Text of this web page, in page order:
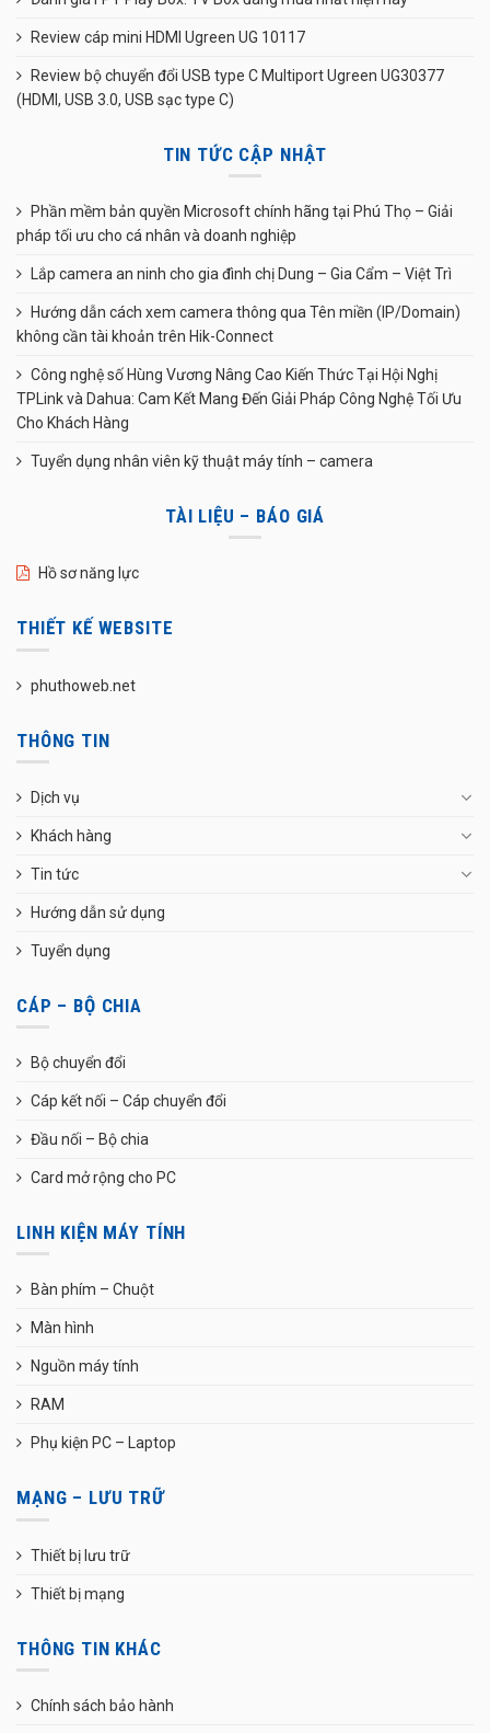
Review cáp mini HDMI Ugreen UG 10117
Review bộ chuyển đổi USB type C Multiport Ugreen UG30377
(HDMI, USB 3.0, USB sạc type C)
TIN TỨC CẬP NHẬT
Phần mềm bản quyền Microsoft chính hãng tại Phú Thọ – Giải
pháp tối ưu cho cá nhân và doanh nghiệp
Lắp camera an ninh cho gia đình chị Dung – Gia Cẩm – Việt Trì
Hướng dẫn cách xem camera thông qua Tên miền (IP/Domain)
không cần tài khoản trên Hik-Connect
Công nghệ số Hùng Vương Nâng Cao Kiến Thức Tại Hội Nghị
TPLink và Dahua: Cam Kết Mang Đến Giải Pháp Công Nghệ Tối Ưu
Cho Khách Hàng
Tuyển dụng nhân viên kỹ thuật máy tính – camera
TÀI LIỆU – BÁO GIÁ
Hồ sơ năng lực
THIẾT KẾ WEBSITE
phuthoweb.net
THÔNG TIN
Dịch vụ
Khách hàng
Tin tức
Hướng dẫn sử dụng
Tuyển dụng
CÁP – BỘ CHIA
Bộ chuyển đổi
Cáp kết nối – Cáp chuyển đổi
Đầu nối – Bộ chia
Card mở rộng cho PC
LINH KIỆN MÁY TÍNH
Bàn phím – Chuột
Màn hình
Nguồn máy tính
RAM
Phụ kiện PC – Laptop
MẠNG – LƯU TRỮ
Thiết bị lưu trữ
Thiết bị mạng
THÔNG TIN KHÁC
Chính sách bảo hành